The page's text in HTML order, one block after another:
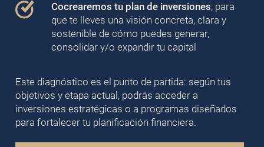
Cocrearemos tu plan de inversiones, para
que te lleves una visión concreta, clara y
sostenible de cómo puedes generar,
consolidar y/o expandir tu capital
Este diagnóstico es el punto de partida: según tus
objetivos y etapa actual, podrás acceder a
inversiones estratégicas o a programas diseñados
para fortalecer tu planificación financiera.